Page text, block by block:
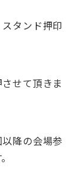
タンド押印
せて頂きま
降の会場参